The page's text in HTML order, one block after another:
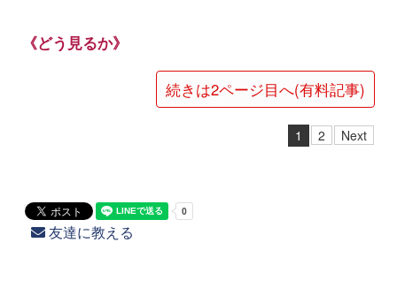
《どう見るか》
続きは2ページ目へ(有料記事)
1 2 Next
友達に教える